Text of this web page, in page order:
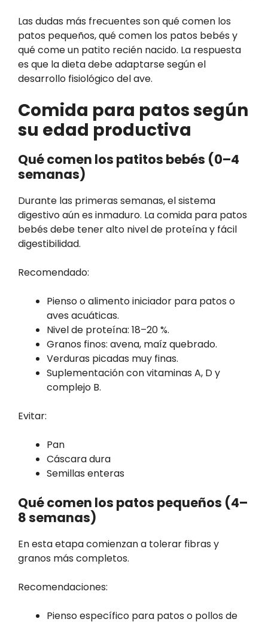
Las dudas más frecuentes son qué comen los
patos pequeños, qué comen los patos bebés y
qué come un patito recién nacido. La respuesta
es que la dieta debe adaptarse según el
desarrollo fisiológico del ave.
Comida para patos según
su edad productiva
Qué comen los patitos bebés (0–4
semanas)
Durante las primeras semanas, el sistema
digestivo aún es inmaduro. La comida para patos
bebés debe tener alto nivel de proteína y fácil
digestibilidad.
Recomendado:
Pienso o alimento iniciador para patos o
aves acuáticas.
Nivel de proteína: 18–20 %.
Granos finos: avena, maíz quebrado.
Verduras picadas muy finas.
Suplementación con vitaminas A, D y
complejo B.
Evitar:
Pan
Cáscara dura
Semillas enteras
Qué comen los patos pequeños (4–
8 semanas)
En esta etapa comienzan a tolerar fibras y
granos más completos.
Recomendaciones:
Pienso específico para patos o pollos de